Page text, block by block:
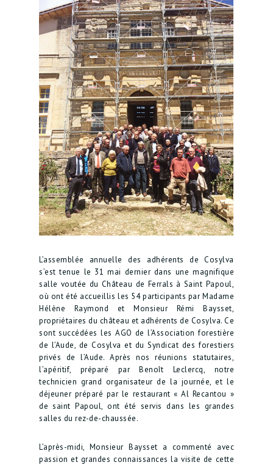
L’assemblée annuelle des adhérents de Cosylva
s’est tenue le 31 mai dernier dans une magnifique
salle voutée du Château de Ferrals à Saint Papoul,
où ont été accueillis les 54 participants par Madame
Hélène Raymond et Monsieur Rémi Baysset,
propriétaires du château et adhérents de Cosylva. Ce
sont succédées les AGO de l’Association forestière
de l’Aude, de Cosylva et du Syndicat des forestiers
privés de l’Aude. Après nos réunions statutaires,
l’apéritif, préparé par Benoît Leclercq, notre
technicien grand organisateur de la journée, et le
déjeuner préparé par le restaurant « Al Recantou »
de saint Papoul, ont été servis dans les grandes
salles du rez-de-chaussée.
L’après-midi, Monsieur Baysset a commenté avec
passion et grandes connaissances la visite de cette